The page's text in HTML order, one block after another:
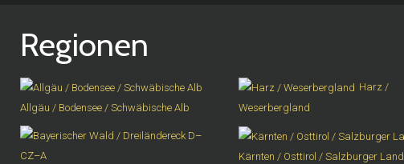
Regionen
Allgäu / Bodensee / Schwäbische Alb
Harz /
Weserbergland
Kärnten / Osttirol / Salzburger Land